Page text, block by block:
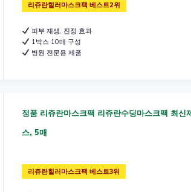
리쥬란힐러마스크팩 베스트2위
피부 재생, 진정 효과
1박스 10매 구성
병원 전문용 제품
정품 리쥬란마스크팩 리쥬란수딩마스크팩 최신
스, 5매
리쥬란힐러마스크팩 베스트3위